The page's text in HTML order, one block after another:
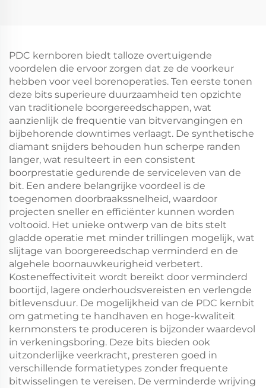
PDC kernboren biedt talloze overtuigende
voordelen die ervoor zorgen dat ze de voorkeur
hebben voor veel borenoperaties. Ten eerste tonen
deze bits superieure duurzaamheid ten opzichte
van traditionele boorgereedschappen, wat
aanzienlijk de frequentie van bitvervangingen en
bijbehorende downtimes verlaagt. De synthetische
diamant snijders behouden hun scherpe randen
langer, wat resulteert in een consistent
boorprestatie gedurende de serviceleven van de
bit. Een andere belangrijke voordeel is de
toegenomen doorbraakssnelheid, waardoor
projecten sneller en efficiënter kunnen worden
voltooid. Het unieke ontwerp van de bits stelt
gladde operatie met minder trillingen mogelijk, wat
slijtage van boorgereedschap verminderd en de
algehele boornauwkeurigheid verbetert.
Kosteneffectiviteit wordt bereikt door verminderd
boortijd, lagere onderhoudsvereisten en verlengde
bitlevensduur. De mogelijkheid van de PDC kernbit
om gatmeting te handhaven en hoge-kwaliteit
kernmonsters te produceren is bijzonder waardevol
in verkeningsboring. Deze bits bieden ook
uitzonderlijke veerkracht, presteren goed in
verschillende formatietypes zonder frequente
bitwisselingen te vereisen. De verminderde wrijving